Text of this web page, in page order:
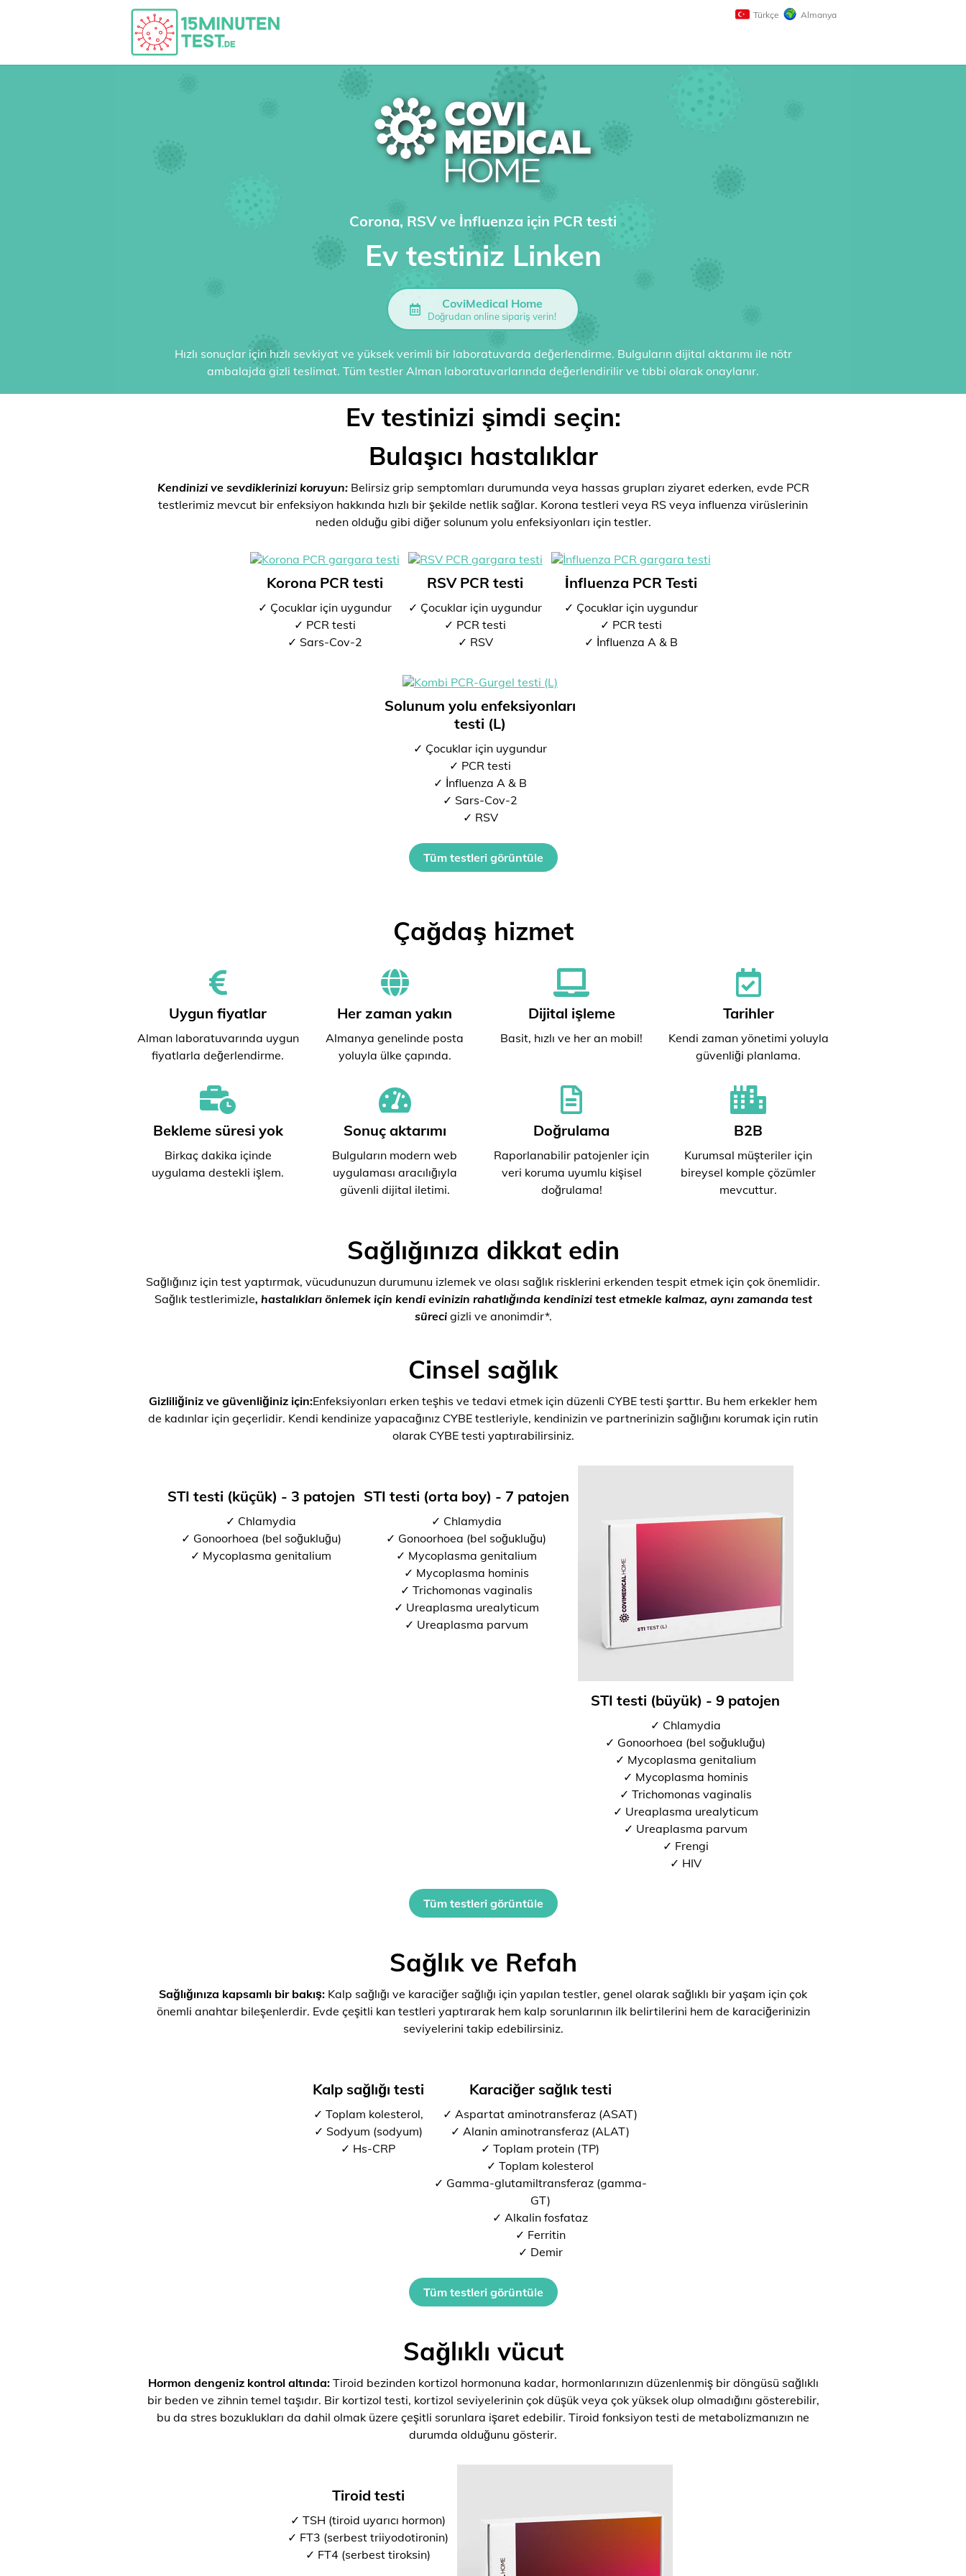
Türkçe Almanya
Corona, RSV ve İnfluenza için PCR testi
Ev testiniz Linken
CoviMedical Home
Doğrudan online sipariş verin!
Hızlı sonuçlar için hızlı sevkiyat ve yüksek verimli bir laboratuvarda değerlendirme. Bulguların dijital aktarımı ile nötr
ambalajda gizli teslimat. Tüm testler Alman laboratuvarlarında değerlendirilir ve tıbbi olarak onaylanır.
Ev testinizi şimdi seçin:
Bulaşıcı hastalıklar
Kendinizi ve sevdiklerinizi koruyun:Belirsiz grip semptomları durumunda veya hassas grupları ziyaret ederken, evde PCR
testlerimiz mevcut bir enfeksiyon hakkında hızlı bir şekilde netlik sağlar. Korona testleri veya RS veya influenza virüslerinin
neden olduğu gibi diğer solunum yolu enfeksiyonları için testler.
Korona PCR testi
✓ Çocuklar için uygundur
✓ PCR testi
✓ Sars-Cov-2
RSV PCR testi
✓ Çocuklar için uygundur
✓ PCR testi
✓ RSV
İnfluenza PCR Testi
✓ Çocuklar için uygundur
✓ PCR testi
✓ İnfluenza A & B
Solunum yolu enfeksiyonları
testi (L)
✓ Çocuklar için uygundur
✓ PCR testi
✓ İnfluenza A & B
✓ Sars-Cov-2
✓ RSV
Tüm testleri görüntüle
Çağdaş hizmet
Uygun fiyatlar
Alman laboratuvarında uygun
fiyatlarla değerlendirme.
Her zaman yakın
Almanya genelinde posta
yoluyla ülke çapında.
Dijital işleme
Basit, hızlı ve her an mobil!
Tarihler
Kendi zaman yönetimi yoluyla
güvenliği planlama.
Bekleme süresi yok
Birkaç dakika içinde
uygulama destekli işlem.
Sonuç aktarımı
Bulguların modern web
uygulaması aracılığıyla
güvenli dijital iletimi.
Doğrulama
Raporlanabilir patojenler için
veri koruma uyumlu kişisel
doğrulama!
B2B
Kurumsal müşteriler için
bireysel komple çözümler
mevcuttur.
Sağlığınıza dikkat edin
Sağlığınız için test yaptırmak, vücudunuzun durumunu izlemek ve olası sağlık risklerini erkenden tespit etmek için çok önemlidir.
Sağlık testlerimizle, hastalıkları önlemek için kendi evinizin rahatlığında kendinizi test etmekle kalmaz, aynı zamanda test
süreci gizli ve anonimdir*.
Cinsel sağlık
Gizliliğiniz ve güvenliğiniz için:Enfeksiyonları erken teşhis ve tedavi etmek için düzenli CYBE testi şarttır. Bu hem erkekler hem
de kadınlar için geçerlidir. Kendi kendinize yapacağınız CYBE testleriyle, kendinizin ve partnerinizin sağlığını korumak için rutin
olarak CYBE testi yaptırabilirsiniz.
STI testi (küçük) - 3 patojen
✓ Chlamydia
✓ Gonoorhoea (bel soğukluğu)
✓ Mycoplasma genitalium
STI testi (orta boy) - 7 patojen
✓ Chlamydia
✓ Gonoorhoea (bel soğukluğu)
✓ Mycoplasma genitalium
✓ Mycoplasma hominis
✓ Trichomonas vaginalis
✓ Ureaplasma urealyticum
✓ Ureaplasma parvum
STI testi (büyük) - 9 patojen
✓ Chlamydia
✓ Gonoorhoea (bel soğukluğu)
✓ Mycoplasma genitalium
✓ Mycoplasma hominis
✓ Trichomonas vaginalis
✓ Ureaplasma urealyticum
✓ Ureaplasma parvum
✓ Frengi
✓ HIV
Tüm testleri görüntüle
Sağlık ve Refah
Sağlığınıza kapsamlı bir bakış: Kalp sağlığı ve karaciğer sağlığı için yapılan testler, genel olarak sağlıklı bir yaşam için çok
önemli anahtar bileşenlerdir. Evde çeşitli kan testleri yaptırarak hem kalp sorunlarının ilk belirtilerini hem de karaciğerinizin
seviyelerini takip edebilirsiniz.
Kalp sağlığı testi
✓ Toplam kolesterol,
✓ Sodyum (sodyum)
✓ Hs-CRP
Karaciğer sağlık testi
✓ Aspartat aminotransferaz (ASAT)
✓ Alanin aminotransferaz (ALAT)
✓ Toplam protein (TP)
✓ Toplam kolesterol
✓ Gamma-glutamiltransferaz (gamma-
GT)
✓ Alkalin fosfataz
✓ Ferritin
✓ Demir
Tüm testleri görüntüle
Sağlıklı vücut
Hormon dengeniz kontrol altında:Tiroid bezinden kortizol hormonuna kadar, hormonlarınızın düzenlenmiş bir döngüsü sağlıklı
bir beden ve zihnin temel taşıdır. Bir kortizol testi, kortizol seviyelerinin çok düşük veya çok yüksek olup olmadığını gösterebilir,
bu da stres bozuklukları da dahil olmak üzere çeşitli sorunlara işaret edebilir. Tiroid fonksiyon testi de metabolizmanızın ne
durumda olduğunu gösterir.
Tiroid testi
✓ TSH (tiroid uyarıcı hormon)
✓ FT3 (serbest triiyodotironin)
✓ FT4 (serbest tiroksin)